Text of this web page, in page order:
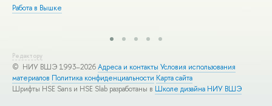
Работа в Вышке
Редактору
© НИУ ВШЭ 1993–2026Адреса и контакты Условия использования
материалов Политика конфиденциальности Карта сайта
Шрифты HSE Sans и HSE Slab разработаны в Школе дизайна НИУ ВШЭ